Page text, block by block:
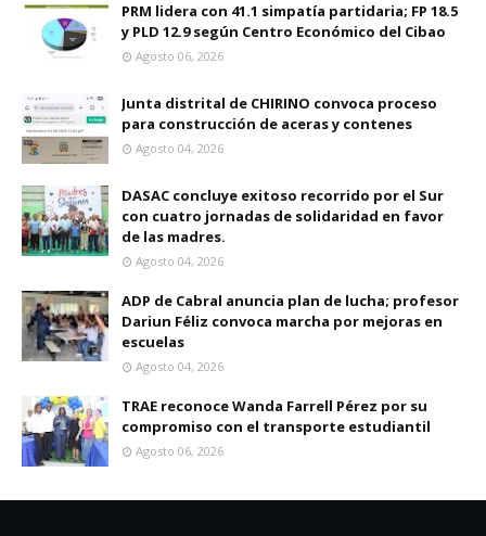
PRM lidera con 41.1 simpatía partidaria; FP 18.5
y PLD 12.9 según Centro Económico del Cibao
Agosto 06, 2026
Junta distrital de CHIRINO convoca proceso
para construcción de aceras y contenes
Agosto 04, 2026
DASAC concluye exitoso recorrido por el Sur
con cuatro jornadas de solidaridad en favor
de las madres.
Agosto 04, 2026
ADP de Cabral anuncia plan de lucha; profesor
Dariun Féliz convoca marcha por mejoras en
escuelas
Agosto 04, 2026
TRAE reconoce Wanda Farrell Pérez por su
compromiso con el transporte estudiantil
Agosto 06, 2026